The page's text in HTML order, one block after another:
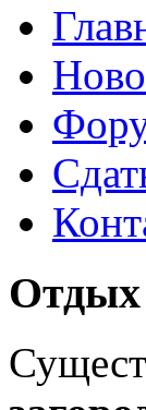
Отдых